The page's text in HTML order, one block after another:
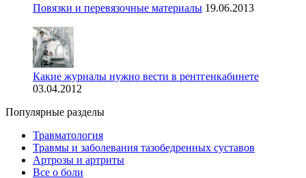
Повязки и перевязочные материалы 19.06.2013
Какие журналы нужно вести в рентгенкабинете
03.04.2012
Популярные разделы
Травматология
Травмы и заболевания тазобедренных суставов
Артрозы и артриты
Все о боли